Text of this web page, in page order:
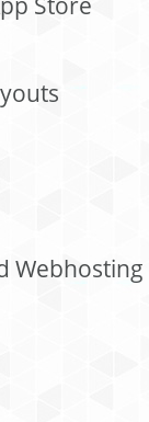
Webhosting